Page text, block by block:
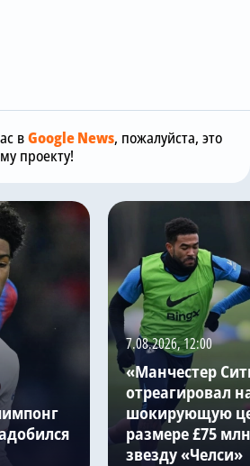
вGoogle News, пожалуйста, это
проекту!
7.08.2026, 12:00
«Манчестер
отреагировал
шокирующую
размере £75
звезду «Челси»